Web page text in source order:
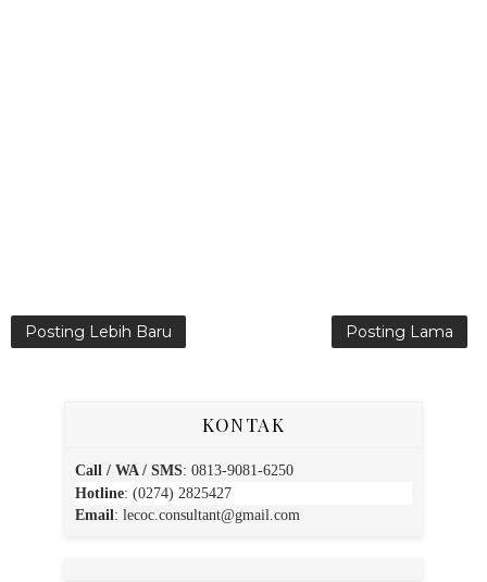
Posting Lebih Baru Posting Lama
KONTAK
Call / WA / SMS: 0813-9081-6250
Hotline: (0274) 2825427
Email: lecoc.consultant@gmail.com